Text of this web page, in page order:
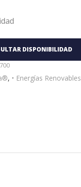
DISPONIBILIDAD
, • Energías Renovables